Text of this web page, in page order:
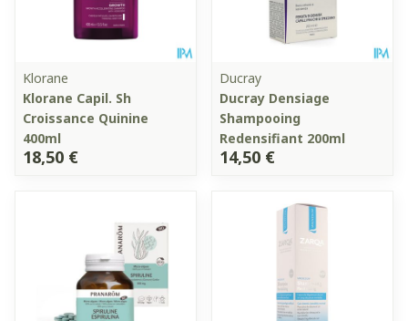
Klorane
Klorane Capil. Sh
Croissance Quinine
400ml
18,50 €
Ducray
Ducray Densiage
Shampooing
Redensifiant 200ml
14,50 €